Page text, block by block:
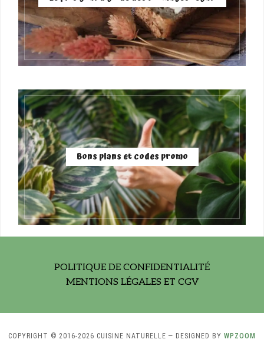
Bons plans et codes promo
POLITIQUE DE CONFIDENTIALITÉ
MENTIONS LÉGALES ET CGV
COPYRIGHT © 2016-2026 CUISINE NATURELLE — DESIGNED BY WPZOOM